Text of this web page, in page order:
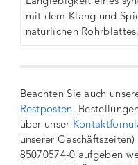
mit dem Klang und
natürlichen
Beachten Sie auch
Restposten.
über unser
unserer
85070574-0 aufgeben